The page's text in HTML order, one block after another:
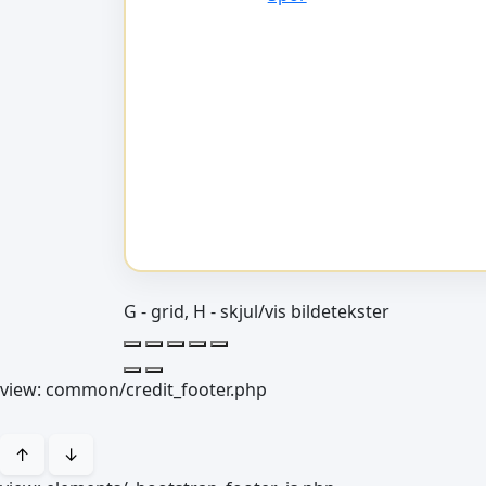
G - grid, H - skjul/vis bildetekster
view: common/credit_footer.php
↑
↓